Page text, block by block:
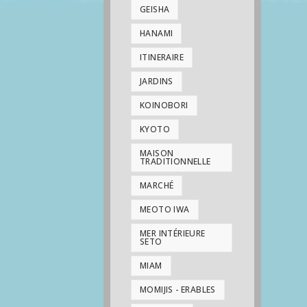
GEISHA
HANAMI
ITINERAIRE
JARDINS
KOINOBORI
KYOTO
MAISON
TRADITIONNELLE
MARCHÉ
MEOTO IWA
MER INTÉRIEURE
SETO
MIAM
MOMIJIS - ERABLES